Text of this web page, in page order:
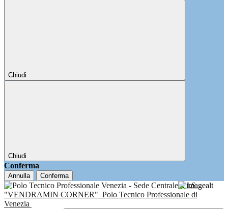
Chiudi
Chiudi
Conferma
Annulla Conferma
I.I.S.
"VENDRAMIN CORNER" Polo Tecnico Professionale di
Venezia